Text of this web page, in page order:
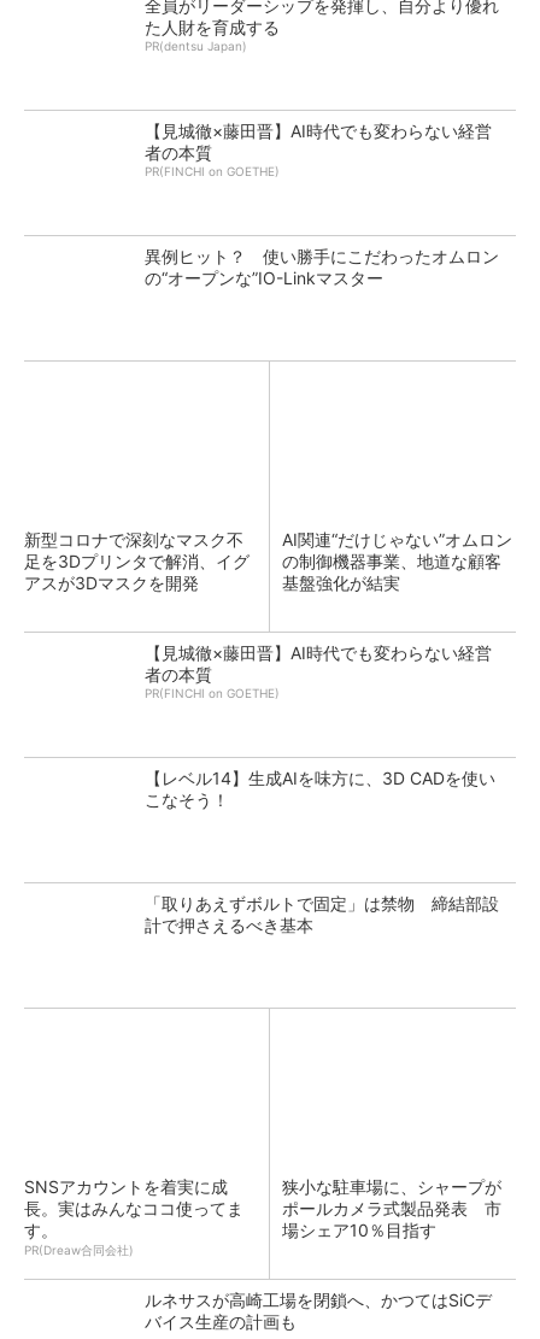
全員がリーダーシップを発揮し、自分より優れ
た人財を育成する
PR(dentsu Japan)
【見城徹×藤田晋】AI時代でも変わらない経営
者の本質
PR(FINCHI on GOETHE)
異例ヒット？ 使い勝手にこだわったオムロン
の“オープンな”IO-Linkマスター
新型コロナで深刻なマスク不
足を3Dプリンタで解消、イグ
アスが3Dマスクを開発
AI関連“だけじゃない”オムロン
の制御機器事業、地道な顧客
基盤強化が結実
【見城徹×藤田晋】AI時代でも変わらない経営
者の本質
PR(FINCHI on GOETHE)
【レベル14】生成AIを味方に、3D CADを使い
こなそう！
「取りあえずボルトで固定」は禁物 締結部設
計で押さえるべき基本
SNSアカウントを着実に成
長。実はみんなココ使ってま
す。
PR(Dreaw合同会社)
狭小な駐車場に、シャープが
ポールカメラ式製品発表 市
場シェア10％目指す
ルネサスが高崎工場を閉鎖へ、かつてはSiCデ
バイス生産の計画も